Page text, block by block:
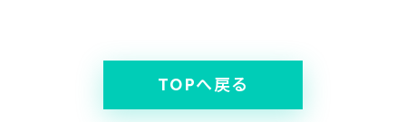
TOPへ戻る